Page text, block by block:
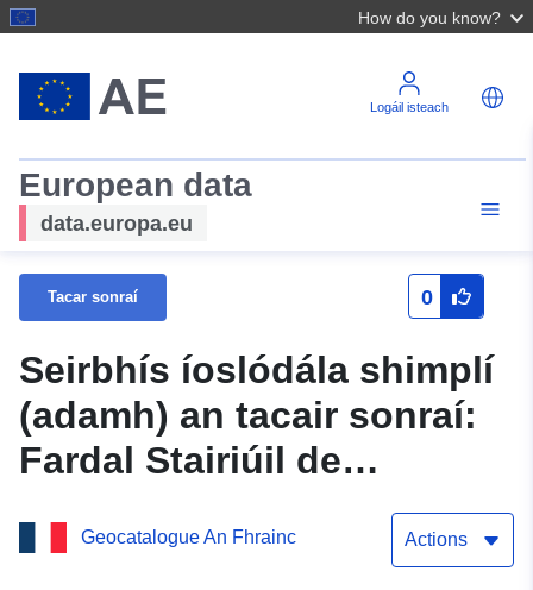
How do you know?
Logáil isteach
European data
data.europa.eu
Tacar sonraí 0
Seirbhís íoslódála shimplí
(adamh) an tacair sonraí:
Fardal Stairiúil de
Láithreáin Tionscail agus
Gníomhaíochtaí Seirbhíse,
Geocatalogue An Fhrainc Actions